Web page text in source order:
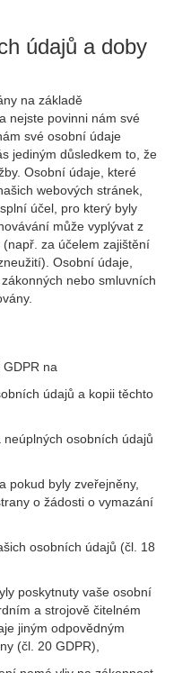
údajů a doby
na základě
nejste povinni nám své
své osobní údaje
jediným důsledkem to, že
Osobní údaje, které
webových stránek,
účel, pro který byly
může vyplývat z
za účelem zajištění
Osobní údaje,
nebo smluvních
na
údajů a kopii těchto
osobních údajů
pokud byly zveřejněny,
o žádosti o vymazání
osobních údajů (čl. 18
poskytnuty vaše osobní
a strojově čitelném
jiným odpovědným
(čl. 20 GDPR),